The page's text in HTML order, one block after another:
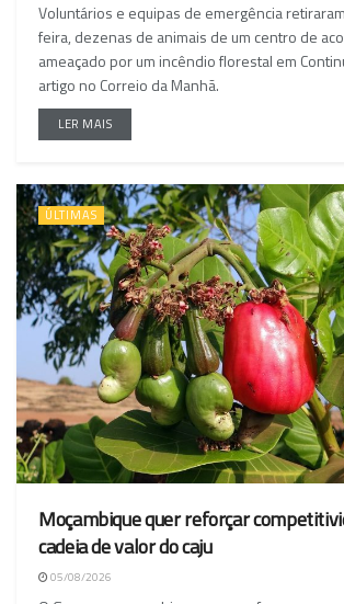
Voluntários e equipas de emergência
feira, dezenas de animais de um centro de
ameaçado por um incêndio florestal em
artigo no Correio da Manhã.
LER MAIS
ÚLTIMAS
Moçambique quer reforçar
cadeia de valor do caju
05/08/2026